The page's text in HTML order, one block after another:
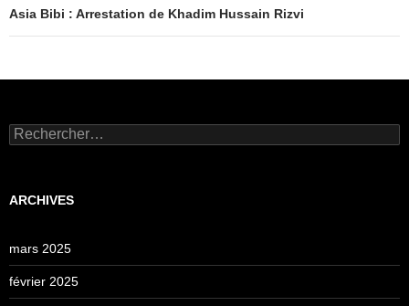
Asia Bibi : Arrestation de Khadim Hussain Rizvi
Rechercher :
ARCHIVES
mars 2025
février 2025